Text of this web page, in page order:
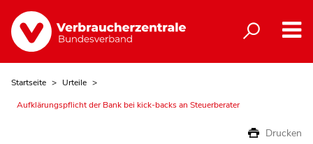
Startseite
Urteile
Aufklärungspflicht der Bank bei kick-backs an Steuerberater
Drucken